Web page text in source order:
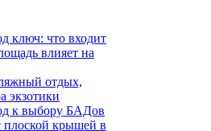
ключ: что входит
влияет на
отдых,
экзотики
к выбору БАДов
крышей в